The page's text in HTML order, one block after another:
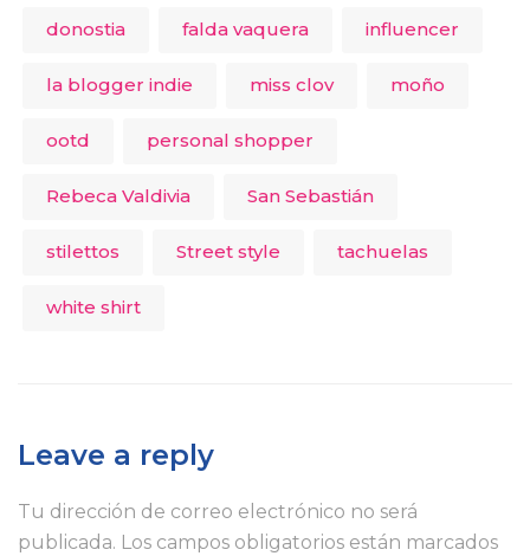
donostia falda vaquera influencer
la blogger indie miss clov moño
ootd personal shopper
Rebeca Valdivia San Sebastián
stilettos Street style tachuelas
white shirt
Leave a reply
Tu dirección de correo electrónico no será
publicada. Los campos obligatorios están marcados